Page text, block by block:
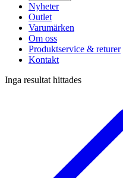
Nyheter
Outlet
Varumärken
Om oss
Produktservice & returer
Kontakt
Inga resultat hittades